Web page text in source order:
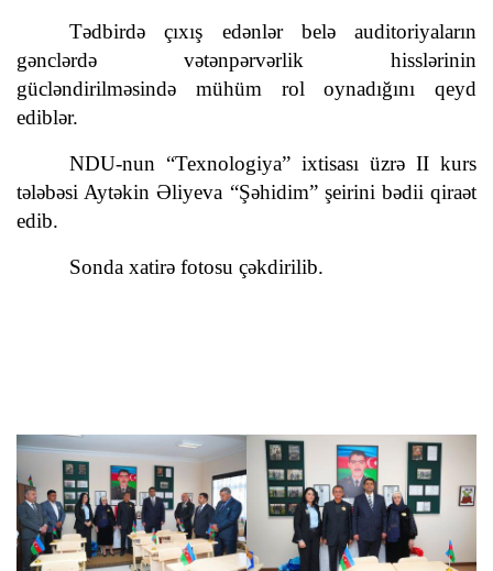
Tədbirdə çıxış edənlər belə auditoriyaların
gənclərdə vətənpərvərlik hisslərinin
gücləndirilməsində mühüm rol oynadığını qeyd
ediblər.
NDU-nun “Texnologiya” ixtisası üzrə II kurs
tələbəsi Aytəkin Əliyeva “Şəhidim” şeirini bədii qiraət
edib.
Sonda xatirə fotosu çəkdirilib.